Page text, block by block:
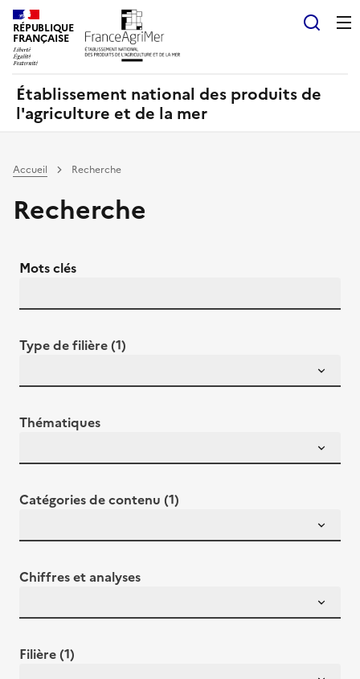
RÉPUBLIQUE
FRANÇAISE
Établissement national des produits de
l'agriculture et de la mer
Accueil Recherche
Recherche
Mots clés
Type de filière (1)
Thématiques
Catégories de contenu (1)
Chiffres et analyses
Filière (1)
Panneau de gestion des cookies